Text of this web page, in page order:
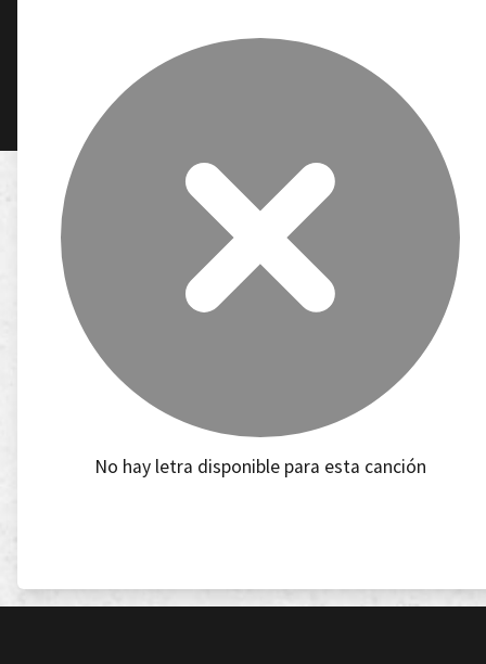
No hay letra disponible para esta canción